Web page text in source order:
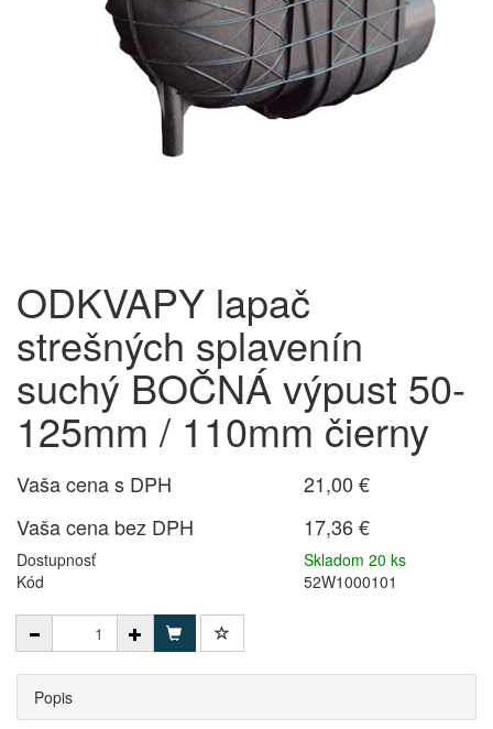
ODKVAPY lapač
strešných splavenín
suchý BOČNÁ výpust 50-
125mm / 110mm čierny
Vaša cena s DPH
21,00 €
Vaša cena bez DPH
17,36 €
Dostupnosť
Skladom 20 ks
Kód
52W1000101
Popis